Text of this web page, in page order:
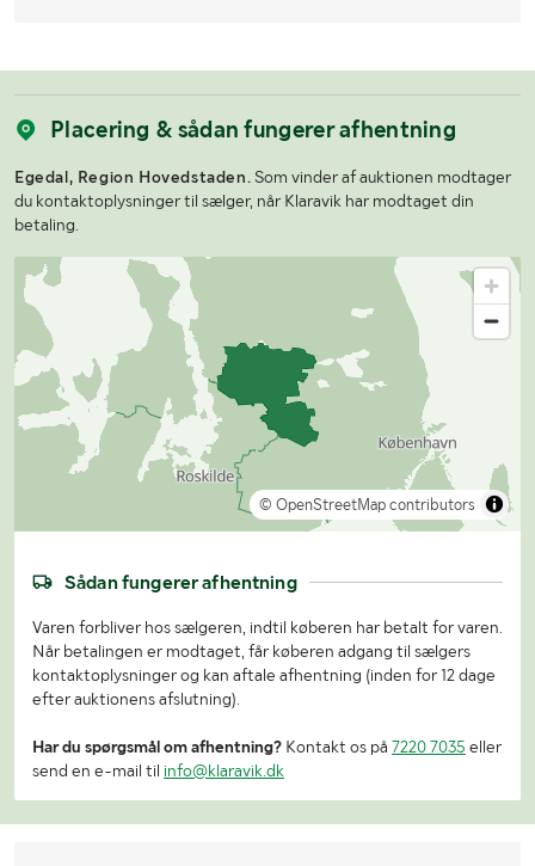
Placering & sådan fungerer afhentning
Egedal, Region Hovedstaden. Som vinder af auktionen modtager
du kontaktoplysninger til sælger, når Klaravik har modtaget din
betaling.
© OpenStreetMap contributors
Sådan fungerer afhentning
Varen forbliver hos sælgeren, indtil køberen har betalt for varen.
Når betalingen er modtaget, får køberen adgang til sælgers
kontaktoplysninger og kan aftale afhentning (inden for 12 dage
efter auktionens afslutning).
Har du spørgsmål om afhentning? Kontakt os på 7220 7035 eller
send en e-mail til info@klaravik.dk